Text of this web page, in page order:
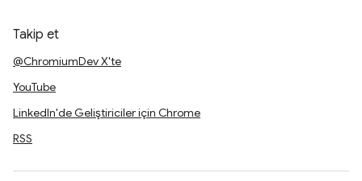
Takip et
@ChromiumDev X'te
YouTube
LinkedIn'de Geliştiriciler için Chrome
RSS